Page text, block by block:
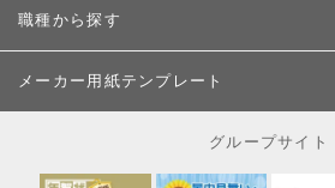
職種から探す
メーカー用紙テンプレート
グループサイト